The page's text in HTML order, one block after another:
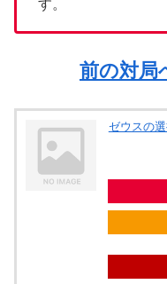
す。
前の対局
ゼウスの